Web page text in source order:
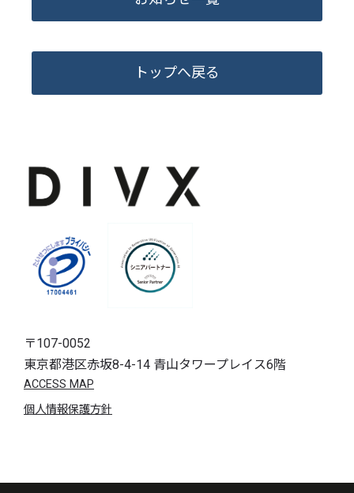
トップへ戻る
〒107-0052
東京都港区赤坂8-4-14 青山タワープレイス6階
ACCESS MAP
個人情報保護方針